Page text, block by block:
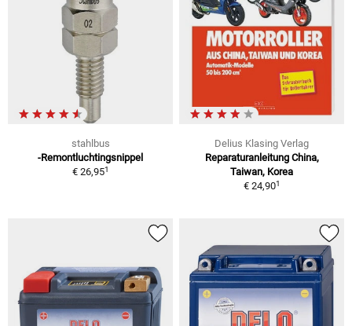
stahlbus
-Remontluchtingsnippel
€ 26,951
Delius Klasing Verlag
Reparaturanleitung China,
Taiwan, Korea
€ 24,901